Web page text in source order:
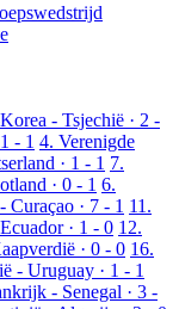
- Tsjechië · 2 -
- 1 4. Verenigde
· 1 - 1 7.
· 0 - 1 6.
Curaçao · 7 - 1 11.
· 1 - 0 12.
· 0 - 0 16.
- Uruguay · 1 - 1
- Senegal · 3 -